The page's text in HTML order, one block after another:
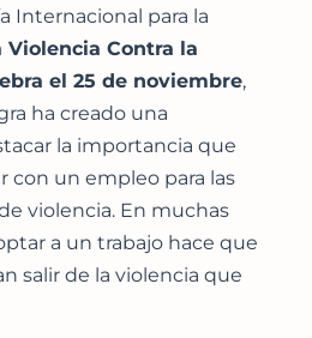
Internacional para la
Contra la
el 25 de noviembre,
ha creado una
la importancia que
con un empleo para las
violencia. En muchas
a un trabajo hace que
salir de la violencia que